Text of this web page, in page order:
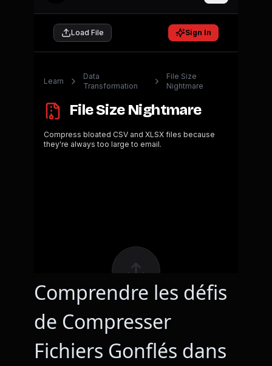
Comprendre les défis
de Compresser
Fichiers Gonflés dans